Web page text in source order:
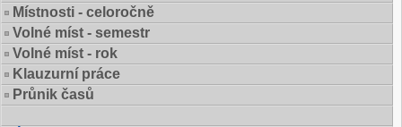
Místnosti - celoročně
Volné míst - semestr
Volné míst - rok
Klauzurní práce
Průnik časů